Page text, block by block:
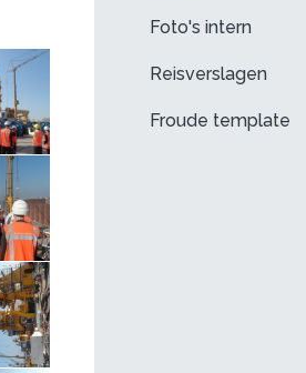
Foto's intern
Reisverslagen
Froude template